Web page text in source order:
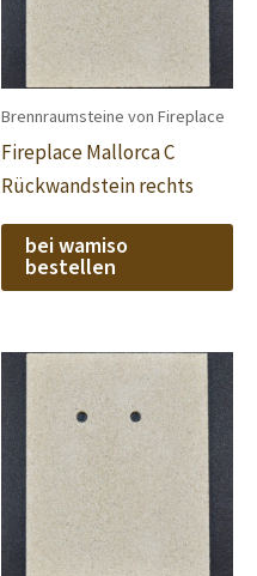
Brennraumsteine von Fireplace
Fireplace Mallorca C
Rückwandstein rechts
bei wamiso
bestellen